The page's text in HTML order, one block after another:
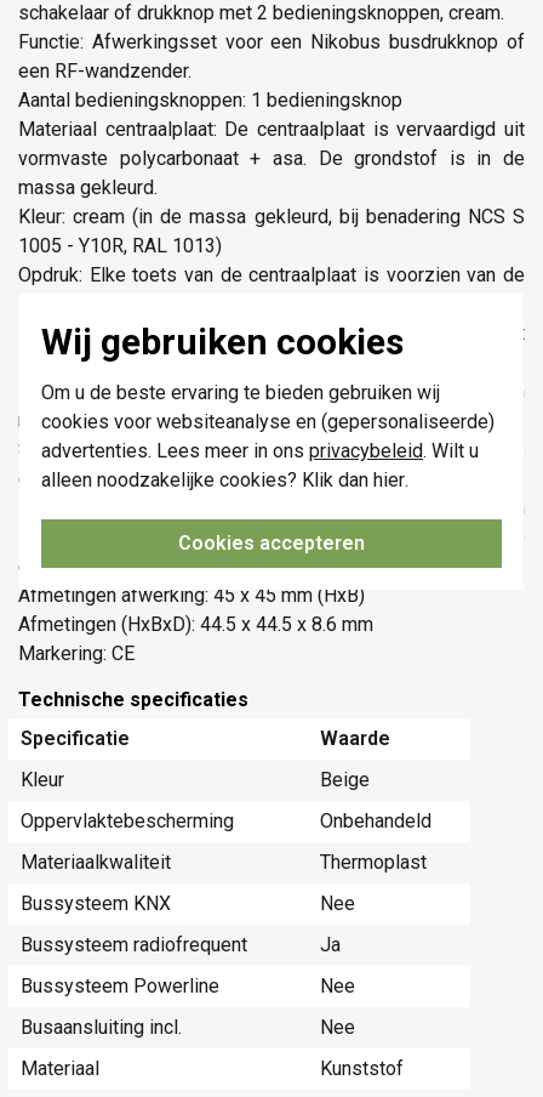
Wij gebruiken cookies
Om u de beste ervaring te bieden gebruiken wij
cookies voor websiteanalyse en (gepersonaliseerde)
advertenties. Lees meer in ons privacybeleid. Wilt u
alleen noodzakelijke cookies? Klik dan hier.
Cookies accepteren
schakelaar of drukknop met 2 bedieningsknoppen, cream.
Functie: Afwerkingsset voor een Nikobus busdrukknop of
een RF-wandzender.
Aantal bedieningsknoppen: 1 bedieningsknop
Materiaal centraalplaat: De centraalplaat is vervaardigd uit
vormvaste polycarbonaat + asa. De grondstof is in de
massa gekleurd.
Kleur: cream (in de massa gekleurd, bij benadering NCS S
1005 - Y10R, RAL 1013)
Opdruk: Elke toets van de centraalplaat is voorzien van de
Demontage: De demontage gebeurt eenvoudig door het
lostrekken van de centraalplaat van het mechanisme.
Beschermingsgraad: IP41 voor de samenstelling van een
mechanisme, centraalplaat en afdekplaat
Slagvastheid: Na montage is een slagvastheid van IK06
gegarandeerd.
Brandveiligheid De kunststofdelen van de centraalplaat zijn
zelfdovend (voldoen aan een gloeidraadproef van 650 °C)
en zijn halogeenvrij.
Afmetingen afwerking: 45 x 45 mm (HxB)
Afmetingen (HxBxD): 44.5 x 44.5 x 8.6 mm
Markering: CE
Technische specificaties
Specificatie
Waarde
Kleur
Beige
Oppervlaktebescherming
Onbehandeld
Materiaalkwaliteit
Thermoplast
Bussysteem KNX
Nee
Bussysteem radiofrequent
Ja
Bussysteem Powerline
Nee
Busaansluiting incl.
Nee
Materiaal
Kunststof